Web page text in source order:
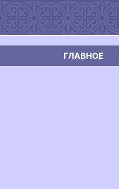
ГЛАВНОЕ